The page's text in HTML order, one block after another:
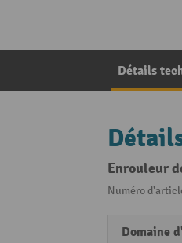
Détails
Enrouleur
Numéro
Domaine